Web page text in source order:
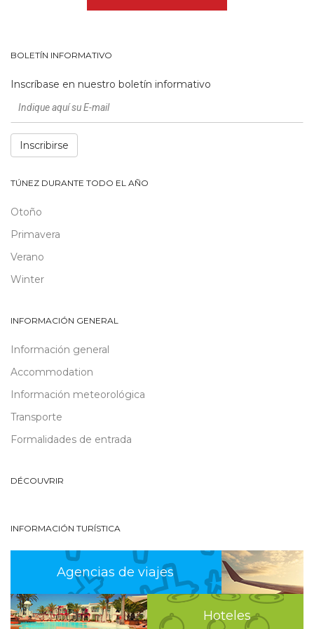
BOLETÍN INFORMATIVO
Inscríbase en nuestro boletín informativo
Inscribirse
TÚNEZ DURANTE TODO EL AÑO
Otoño
Primavera
Verano
Winter
INFORMACIÓN GENERAL
Información general
Accommodation
Información meteorológica
Transporte
Formalidades de entrada
DÉCOUVRIR
INFORMACIÓN TURÍSTICA
Agencias de viajes
Hoteles